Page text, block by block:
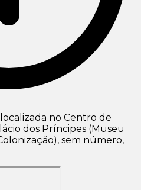
no Centro de
dos Príncipes (Museu
sem número,